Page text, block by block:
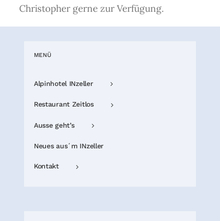
Christopher gerne zur Verfügung.
MENÜ
Alpinhotel INzeller
Restaurant Zeitlos
Ausse geht’s
Neues aus´m INzeller
Kontakt